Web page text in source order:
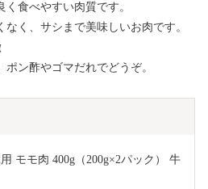
く食べやすい肉質です。
なく、サシまで美味しいお肉です。
ポン酢やゴマだれでどうぞ。
モモ肉 400g（200g×2パック） 牛